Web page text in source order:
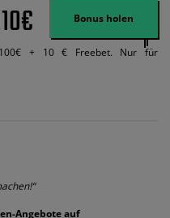
Bonus holen
100€ + 10 € Freebet. Nur für
Angebote auf